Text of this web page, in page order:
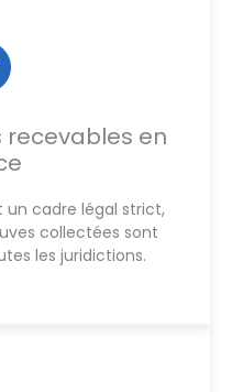
recevables en
un cadre légal strict,
collectées sont
les juridictions.